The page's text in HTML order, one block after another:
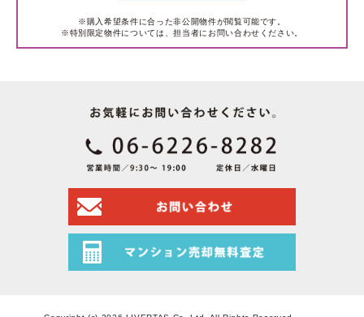
※購入希望条件に合った非公開物件が閲覧可能です。
※特別限定物件については、担当者にお問い合わせください。